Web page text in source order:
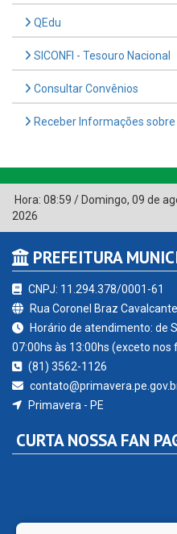
QEdu
SICONFI - Tesouro Nacional
Consultar Convênios
Receber Informações
Hora: 08:59 / Domingo, 09 de
2026
PREFEITURA
CNPJ: 11.294.378/0001-61
Rua Coronel Braz
Horário de atendimento: de
07:00hs às 13:00hs (exceto nos
(81) 3562-1126
Primavera - PE
CURTA NOSSA FAN